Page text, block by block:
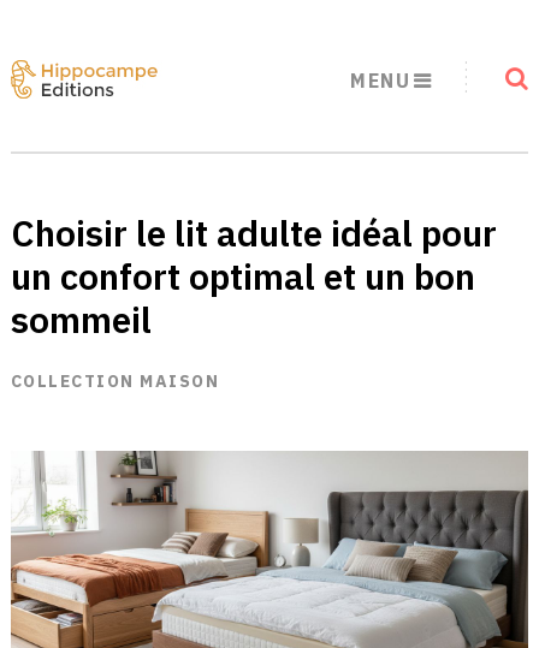
MENU
Choisir le lit adulte idéal pour
un confort optimal et un bon
sommeil
COLLECTION MAISON